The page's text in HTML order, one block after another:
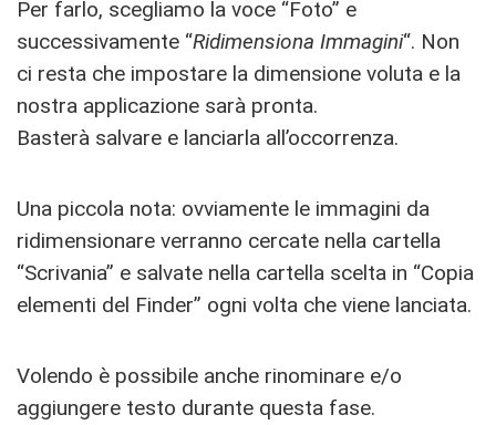
Per farlo, scegliamo la voce “Foto” e
successivamente “Ridimensiona Immagini“. Non
ci resta che impostare la dimensione voluta e la
nostra applicazione sarà pronta.
Basterà salvare e lanciarla all’occorrenza.
Una piccola nota: ovviamente le immagini da
ridimensionare verranno cercate nella cartella
“Scrivania” e salvate nella cartella scelta in “Copia
elementi del Finder” ogni volta che viene lanciata.
Volendo è possibile anche rinominare e/o
aggiungere testo durante questa fase.